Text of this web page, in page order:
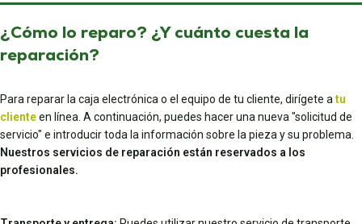
¿Cómo lo reparo? ¿Y cuánto cuesta la
reparación?
Para reparar la caja electrónica o el equipo de tu cliente, dirígete atu
clienteen línea. A continuación, puedes hacer una nueva "solicitud de
servicio" e introducir toda la información sobre la pieza y su problema.
Nuestros servicios de reparación están reservados a los
profesionales.